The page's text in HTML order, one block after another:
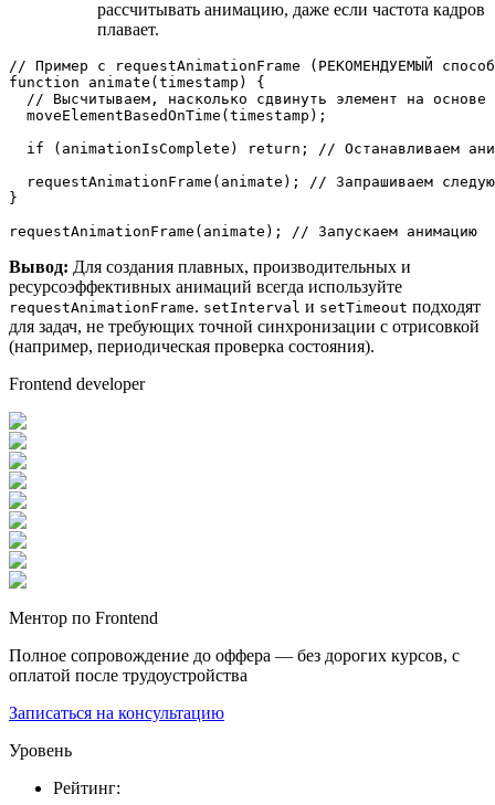
рассчитывать анимацию, даже если частота кадров
плавает.
// Пример с requestAnimationFrame (РЕКОМЕНДУЕМЫЙ
function
animate ( timestamp ) {
// Высчитываем, насколько сдвинуть элемент на основе
moveElementBasedOnTime (timestamp);
if (animationIsComplete) return ; // Останавливаем
requestAnimationFrame (animate); // Запрашиваем
}
requestAnimationFrame (animate); // Запускаем анимацию
Вывод: Для создания плавных, производительных и
ресурсоэффективных анимаций всегда используйте
requestAnimationFrame. setInterval и setTimeout подходят
для задач, не требующих точной синхронизации с отрисовкой
(например, периодическая проверка состояния).
Frontend developer
Ментор по Frontend
Полное сопровождение до оффера — без дорогих курсов, с
оплатой после трудоустройства
Записаться на консультацию
Уровень
Рейтинг: